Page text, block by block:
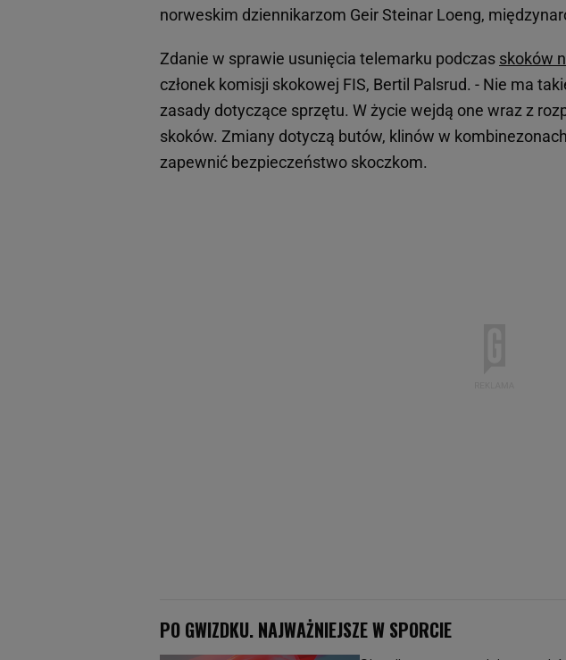
norweskim dziennikarzom Geir Steinar Loeng,
Zdanie w sprawie usunięcia telemarku podczas skoków
członek komisji skokowej FIS, Bertil Palsrud. - Nie ma
zasady dotyczące sprzętu. W życie wejdą one wraz z
skoków. Zmiany dotyczą butów, klinów w
zapewnić bezpieczeństwo skoczkom.